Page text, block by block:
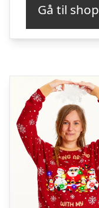
Gå til shop